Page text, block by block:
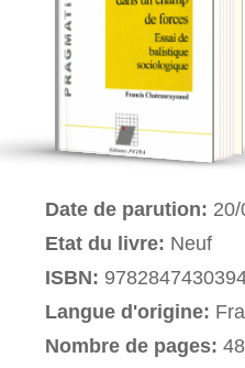
Date de parution: 20/
Etat du livre: Neuf
ISBN:
Langue d'origine:
Nombre de pages: